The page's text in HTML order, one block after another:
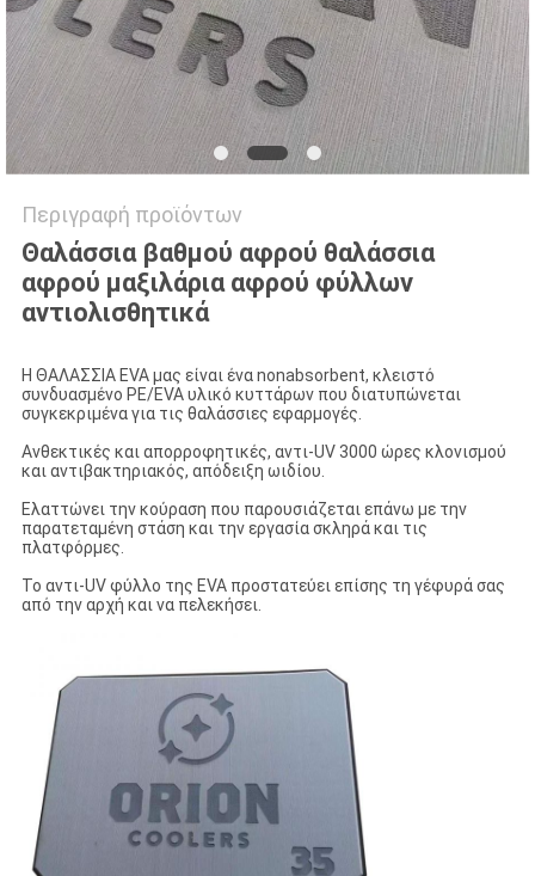
SITEMAP
PRIVACY
POLICY
Περιγραφή προϊόντων
Θαλάσσια βαθμού αφρού θαλάσσια
αφρού μαξιλάρια αφρού φύλλων
αντιολισθητικά
Η ΘΑΛΑΣΣΙΑ EVA μας είναι ένα nonabsorbent, κλειστό
συνδυασμένο PE/EVA υλικό κυττάρων που διατυπώνεται
συγκεκριμένα για τις θαλάσσιες εφαρμογές.
Ανθεκτικές και απορροφητικές, αντι-UV 3000 ώρες κλονισμού
και αντιβακτηριακός, απόδειξη ωιδίου.
Ελαττώνει την κούραση που παρουσιάζεται επάνω με την
παρατεταμένη στάση και την εργασία σκληρά και τις
πλατφόρμες.
Το αντι-UV φύλλο της EVA προστατεύει επίσης τη γέφυρά σας
από την αρχή και να πελεκήσει.